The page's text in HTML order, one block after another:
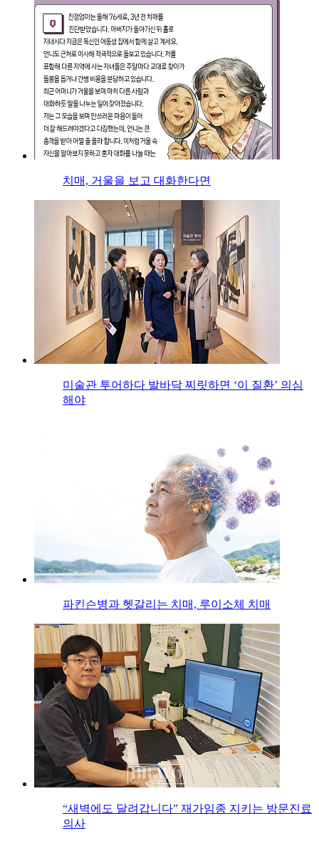
치매, 거울을 보고 대화한다면
미술관 투어하다 발바닥 찌릿하면 ‘이 질환’ 의심
해야
파킨슨병과 헷갈리는 치매, 루이소체 치매
“새벽에도 달려갑니다” 재가임종 지키는 방문진료
의사